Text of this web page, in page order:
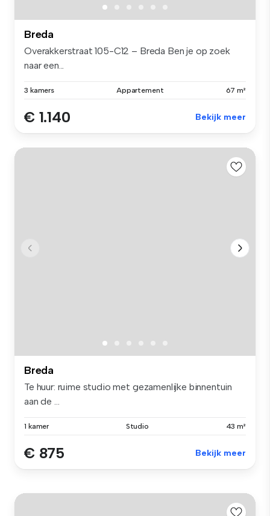
Breda
Overakkerstraat 105-C12 – Breda Ben je op zoek
naar een...
3 kamers Appartement 67 m²
€ 1.140 Bekijk meer
Breda
Te huur: ruime studio met gezamenlijke binnentuin
aan de ...
1 kamer Studio 43 m²
€ 875 Bekijk meer